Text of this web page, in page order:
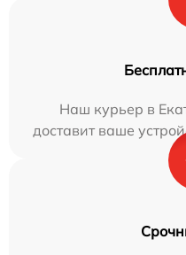
Наш курьер в
доставит ваше